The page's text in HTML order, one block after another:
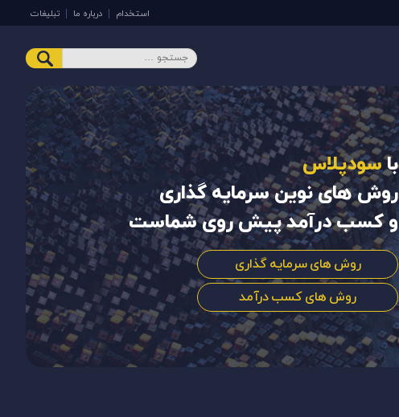
استخدام درباره ما تبلیغات
باسودپلاس
روش های نوین سرمایه گذاری
و کسب درآمد پیش روی شماست
روش های سرمایه گذاری
روش های کسب درآمد